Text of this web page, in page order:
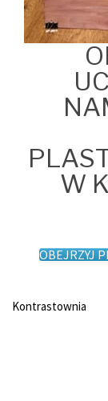
W
OBEJRZYJ
Kontrastownia